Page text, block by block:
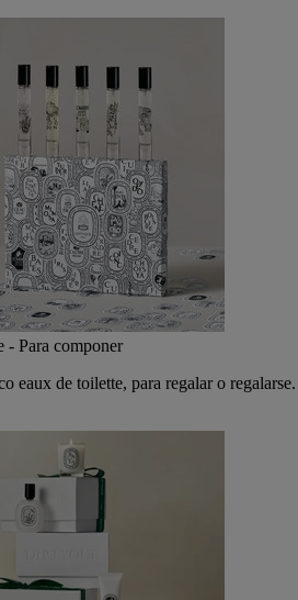
- Para componer
eaux de toilette, para regalar o regalarse.